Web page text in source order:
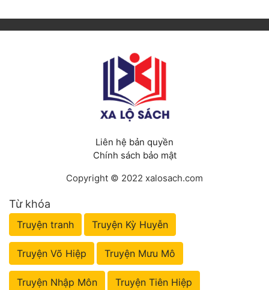
Liên hệ bản quyền
Chính sách bảo mật
Copyright © 2022 xalosach.com
Từ khóa
Truyện tranh Truyện Kỳ Huyễn
Truyện Võ Hiệp Truyện Mưu Mô
Truyện Nhập Môn Truyện Tiên Hiệp